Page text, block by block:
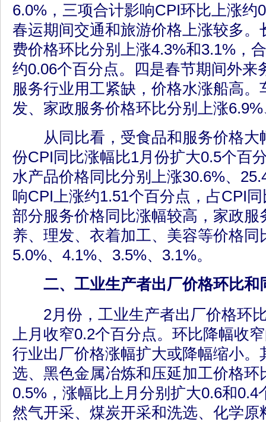
6.0%，三项合计影响CPI环比上涨约
春运期间交通和旅游价格上涨较多。
费价格环比分别上涨4.3%和3.1%，
约0.06个百分点。四是春节期间外来
服务行业用工紧缺，价格水涨船高
发、家政服务价格环比分别上涨
从同比看，受食品和服务价格大
份CPI同比涨幅比1月份扩大0.5个百
水产品价格同比分别上涨30.6%、
响CPI上涨约1.51个百分点，占CPI
部分服务价格同比涨幅较高，家政服
养、理发、衣着加工、美容等价格同
5.0%、4.1%、3.5%、3.1%。
二、工业生产者出厂价格环比和
2月份，工业生产者出厂价格环比
上月收窄0.2个百分点。环比降幅收
行业出厂价格涨幅扩大或降幅缩小。
选、黑色金属冶炼和压延加工价格环
0.5%，涨幅比上月分别扩大0.6和0.4
然气开采、煤炭开采和洗选、化学原